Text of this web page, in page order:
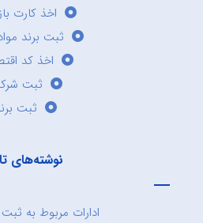
اخذ کارت
ثبت برند
اخذ کد
ثبت
ثبت
نوشته‌های
ادارات مربوط به